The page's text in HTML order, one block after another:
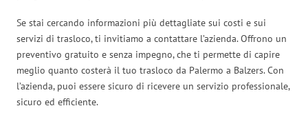
Se stai cercando informazioni più dettagliate sui costi e sui
servizi di trasloco, ti invitiamo a contattare l’azienda. Offrono un
preventivo gratuito e senza impegno, che ti permette di capire
meglio quanto costerà il tuo trasloco da Palermo a Balzers. Con
l’azienda, puoi essere sicuro di ricevere un servizio professionale,
sicuro ed efficiente.